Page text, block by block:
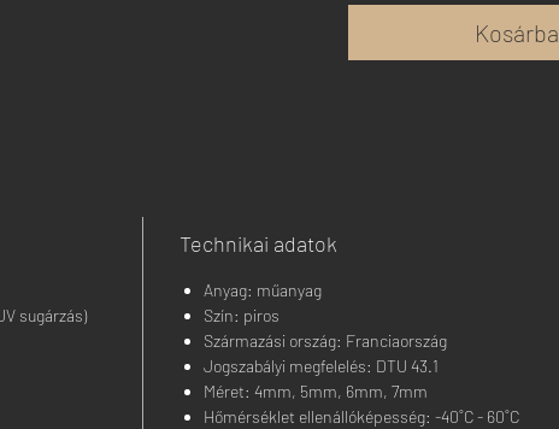
Kosárba
sugárzás)
Technikai adatok
Anyag: műanyag
Szín: piros
Származási ország: Franciaország
Jogszabályi megfelelés: DTU 43.1
Méret: 4mm, 5mm, 6mm, 7mm
Hőmérséklet ellenállóképesség: -40˚C - 60˚C